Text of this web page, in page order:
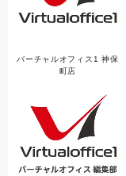
バーチャルオフィス1 神保
町店